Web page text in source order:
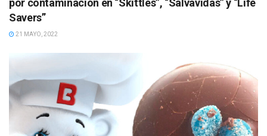
por contaminación en “Skittles”, “Salvavidas” y “Life
Savers”
21 MAYO, 2022